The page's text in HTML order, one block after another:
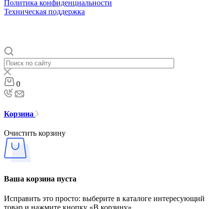
Политика конфиденциальности
Техническая поддержка
0
Корзина
Очистить корзину
Ваша корзина пуста
Исправить это просто: выберите в каталоге интересующий
товар и нажмите кнопку «В корзину»